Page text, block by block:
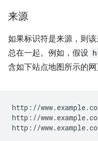
来源
如果标识符是来源，则
总在一起。例如，假设
含如下站点地图所示的网
http://
http://